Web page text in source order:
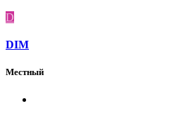
D
DIM
Местный